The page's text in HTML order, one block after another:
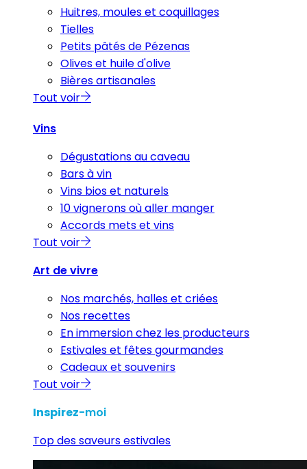
Huitres, moules et coquillages
Tielles
Petits pâtés de Pézenas
Olives et huile d'olive
Bières artisanales
Tout voir
Vins
Dégustations au caveau
Bars à vin
Vins bios et naturels
10 vignerons où aller manger
Accords mets et vins
Tout voir
Art de vivre
Nos marchés, halles et criées
Nos recettes
En immersion chez les producteurs
Estivales et fêtes gourmandes
Cadeaux et souvenirs
Tout voir
Inspirez-moi
Top des saveurs estivales